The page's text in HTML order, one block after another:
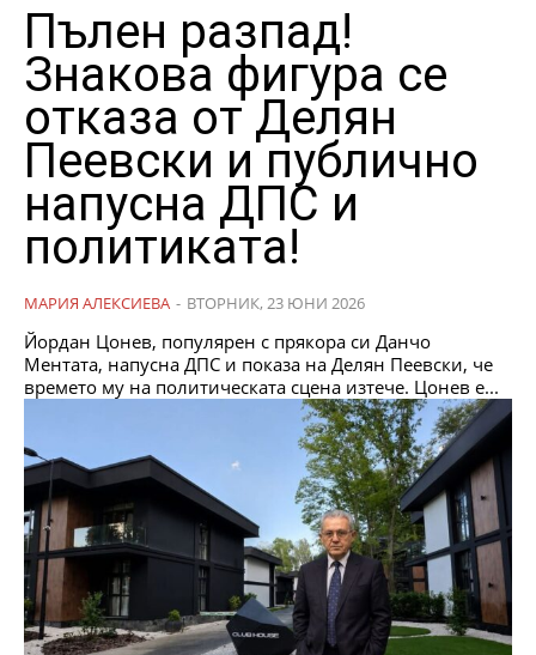
Пълен разпад!
Знакова фигура се
отказа от Делян
Пеевски и публично
напусна ДПС и
политиката!
МАРИЯ АЛЕКСИЕВА - ВТОРНИК, 23 ЮНИ 2026
Йордан Цонев, популярен с прякора си Данчо
Ментата, напусна ДПС и показа на Делян Пеевски, че
времето му на политическата сцена изтече. Цонев е...